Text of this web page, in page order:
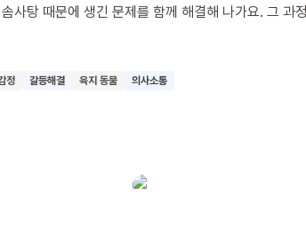
사탕 때문에 생긴 문제를 함께 해결해 나가요. 그 과
생각을 헤아리고 존중하는 따뜻한 마음을 가질 수 있을
려하는 멋진 아이로 자라나길 바랍니다.
정 갈등해결 육지 동물 의사소통